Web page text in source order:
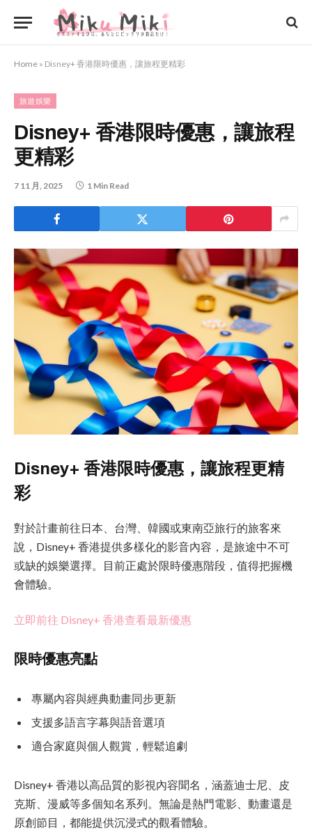
Home » Disney+ 香港限時優惠，讓旅程更精彩
旅遊娛樂
Disney+ 香港限時優惠，讓旅程
更精彩
7 11 月, 2025 1 Min Read
Disney+ 香港限時優惠，讓旅程更精
彩
對於計畫前往日本、台灣、韓國或東南亞旅行的旅客來
說，Disney+ 香港提供多樣化的影音內容，是旅途中不可
或缺的娛樂選擇。目前正處於限時優惠階段，值得把握機
會體驗。
立即前往 Disney+ 香港查看最新優惠
限時優惠亮點
專屬內容與經典動畫同步更新
支援多語言字幕與語音選項
適合家庭與個人觀賞，輕鬆追劇
Disney+ 香港以高品質的影視內容聞名，涵蓋迪士尼、皮
克斯、漫威等多個知名系列。無論是熱門電影、動畫還是
原創節目，都能提供沉浸式的觀看體驗。